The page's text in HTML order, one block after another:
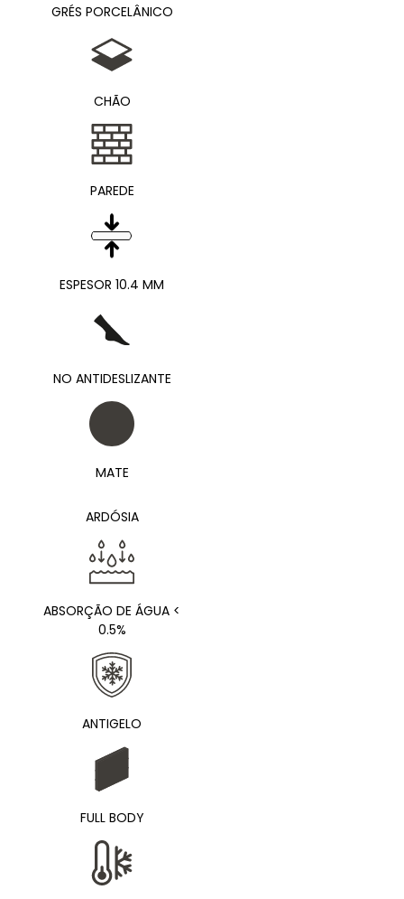
GRÉS PORCELÂNICO
CHÃO
PAREDE
ESPESOR 10.4 MM
NO ANTIDESLIZANTE
MATE
ARDÓSIA
ABSORÇÃO DE ÁGUA <
0.5%
ANTIGELO
FULL BODY